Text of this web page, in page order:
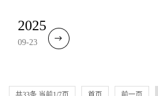
2025
09-23